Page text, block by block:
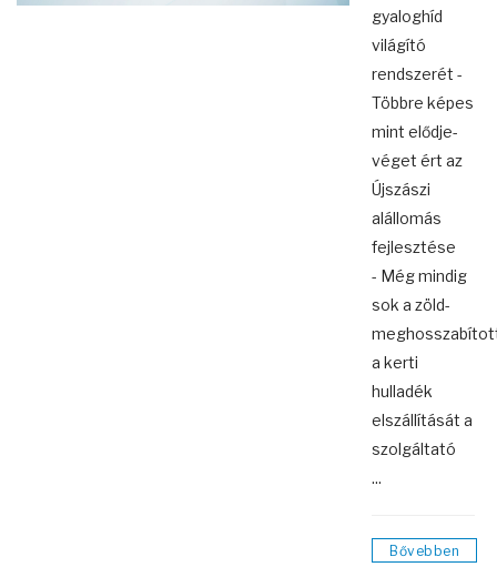
gyaloghíd
világító
rendszerét -
Többre képes
mint elődje-
véget ért az
Újszászi
alállomás
fejlesztése
- Még mindig
sok a zöld-
a kerti
hulladék
elszállítását a
szolgáltató
...
Bővebben